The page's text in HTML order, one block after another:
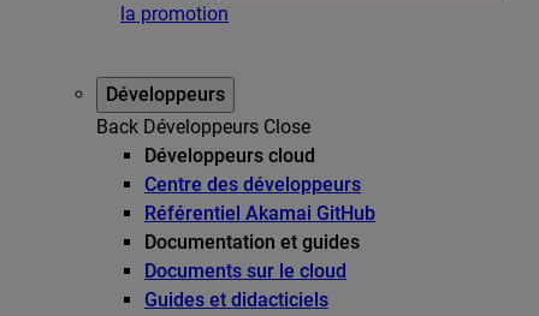
la promotion
Développeurs
Back Développeurs Close
Développeurs cloud
Centre des développeurs
Référentiel Akamai GitHub
Documentation et guides
Documents sur le cloud
Guides et didacticiels